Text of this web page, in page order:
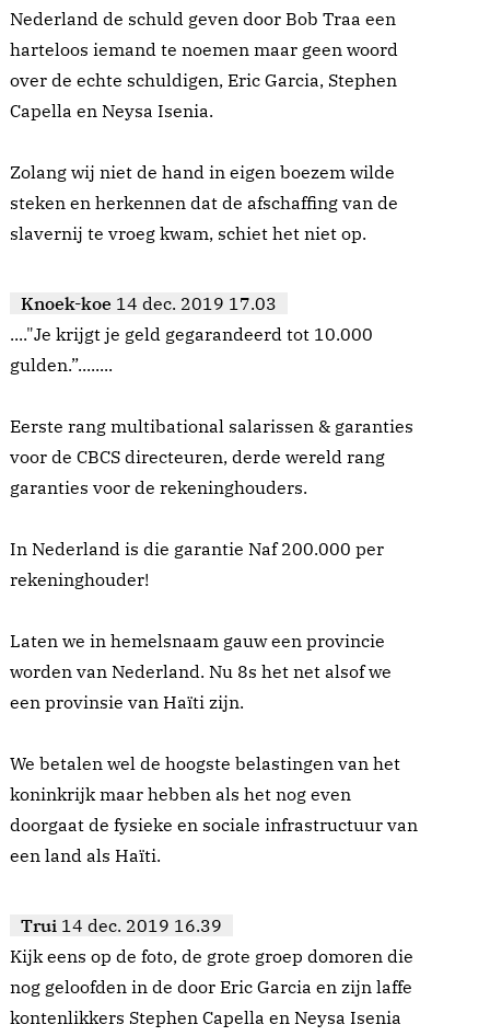
Nederland de schuld geven door Bob Traa een
harteloos iemand te noemen maar geen woord
over de echte schuldigen, Eric Garcia, Stephen
Capella en Neysa Isenia.
Zolang wij niet de hand in eigen boezem wilde
steken en herkennen dat de afschaffing van de
slavernij te vroeg kwam, schiet het niet op.
Knoek-koe 14 dec. 2019 17.03
...."Je krijgt je geld gegarandeerd tot 10.000
gulden.”........
Eerste rang multibational salarissen & garanties
voor de CBCS directeuren, derde wereld rang
garanties voor de rekeninghouders.
In Nederland is die garantie Naf 200.000 per
rekeninghouder!
Laten we in hemelsnaam gauw een provincie
worden van Nederland. Nu 8s het net alsof we
een provinsie van Haïti zijn.
We betalen wel de hoogste belastingen van het
koninkrijk maar hebben als het nog even
doorgaat de fysieke en sociale infrastructuur van
een land als Haïti.
Trui 14 dec. 2019 16.39
Kijk eens op de foto, de grote groep domoren die
nog geloofden in de door Eric Garcia en zijn laffe
kontenlikkers Stephen Capella en Neysa Isenia